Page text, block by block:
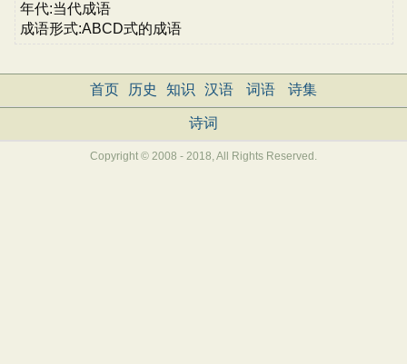
年代:当代成语
成语形式:ABCD式的成语
首页 历史 知识 汉语 词语 诗集
诗词
Copyright © 2008 - 2018, All Rights Reserved.